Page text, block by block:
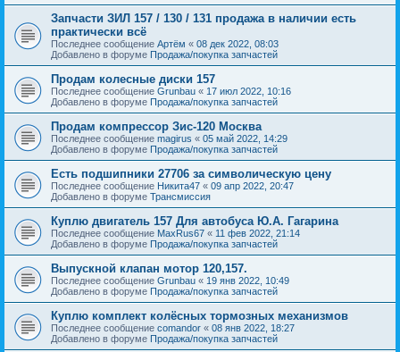
Запчасти ЗИЛ 157 / 130 / 131 продажа в наличии есть
практически всё
Последнее сообщение Артём « 08 дек 2022, 08:03
Добавлено в форуме Продажа/покупка запчастей
Продам колесные диски 157
Последнее сообщение Grunbau « 17 июл 2022, 10:16
Добавлено в форуме Продажа/покупка запчастей
Продам компрессор Зис-120 Москва
Последнее сообщение magirus « 05 май 2022, 14:29
Добавлено в форуме Продажа/покупка запчастей
Есть подшипники 27706 за символическую цену
Последнее сообщение Никита47 « 09 апр 2022, 20:47
Добавлено в форуме Трансмиссия
Куплю двигатель 157 Для автобуса Ю.А. Гагарина
Последнее сообщение MaxRus67 « 11 фев 2022, 21:14
Добавлено в форуме Продажа/покупка запчастей
Выпускной клапан мотор 120,157.
Последнее сообщение Grunbau « 19 янв 2022, 10:49
Добавлено в форуме Продажа/покупка запчастей
Куплю комплект колёсных тормозных механизмов
Последнее сообщение comandor « 08 янв 2022, 18:27
Добавлено в форуме Продажа/покупка запчастей